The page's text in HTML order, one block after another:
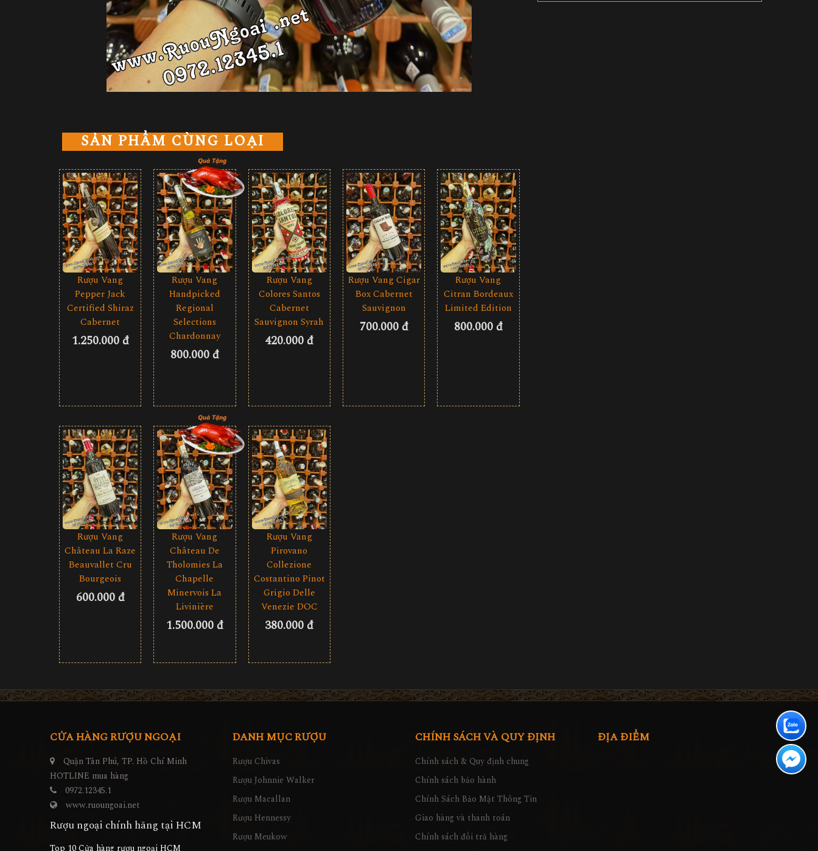
SẢN PHẨM CÙNG LOẠI
Rượu Vang
Pepper Jack
Certified Shiraz
Cabernet
1.250.000 đ
Rượu Vang
Handpicked
Regional
Selections
Chardonnay
800.000 đ
Rượu Vang
Colores Santos
Cabernet
Sauvignon Syrah
420.000 đ
Rượu Vang Cigar
Box Cabernet
Sauvignon
700.000 đ
Rượu Vang
Citran Bordeaux
Limited Edition
800.000 đ
Rượu Vang
Château La Raze
Beauvallet Cru
Bourgeois
600.000 đ
Rượu Vang
Château De
Tholomies La
Chapelle
Minervois La
Livinière
1.500.000 đ
Rượu Vang
Pirovano
Collezione
Costantino Pinot
Grigio Delle
Venezie DOC
380.000 đ
CỬA HÀNG RƯỢU NGOẠI
Quận Tân Phú, TP. Hồ Chí Minh
HOTLINE mua hàng
0972.12345.1
www.ruoungoai.net
Rượu ngoại chính hãng tại HCM
Top 10 Cửa hàng rượu ngoại HCM
DANH MỤC RƯỢU
Rượu Chivas
Rượu Johnnie Walker
Rượu Macallan
Rượu Hennessy
Rượu Meukow
CHÍNH SÁCH VÀ QUY ĐỊNH
Chính sách & Quy định chung
Chính sách bảo hành
Chính Sách Bảo Mật Thông Tin
Giao hàng và thanh toán
Chính sách đổi trả hàng
ĐỊA ĐIỂM